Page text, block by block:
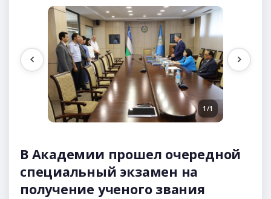
1/1
В Академии прошел очередной
специальный экзамен на
получение ученого звания